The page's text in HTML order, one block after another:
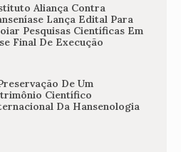
Aliança Contra
Lança Edital Para
Pesquisas Científicas Em
Final De Execução
De Um
Científico
Da Hansenologia